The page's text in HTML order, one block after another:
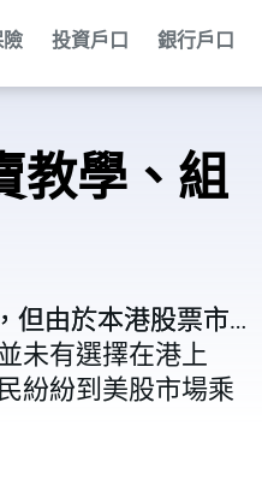
投資戶口 銀行戶口
教學、組
但由於本港股票市
未有選擇在港上
紛紛到美股市場乘
但由於本港股票市
未有選擇在港上
紛紛到美股市場乘